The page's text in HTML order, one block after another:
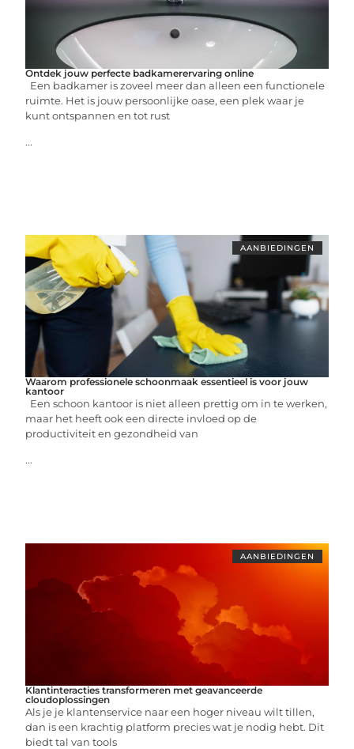
Ontdek jouw perfecte badkamerervaring online
Een badkamer is zoveel meer dan alleen een functionele
ruimte. Het is jouw persoonlijke oase, een plek waar je
kunt ontspannen en tot rust
...
AANBIEDINGEN
Waarom professionele schoonmaak essentieel is voor jouw
kantoor
Een schoon kantoor is niet alleen prettig om in te werken,
maar het heeft ook een directe invloed op de
productiviteit en gezondheid van
...
AANBIEDINGEN
Klantinteracties transformeren met geavanceerde
cloudoplossingen
Als je je klantenservice naar een hoger niveau wilt tillen,
dan is een krachtig platform precies wat je nodig hebt. Dit
biedt tal van tools